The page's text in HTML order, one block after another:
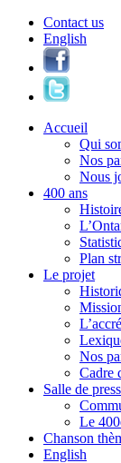
Contact us
English
Accueil
Qui
Nos
Nous
400 ans
Plan
Le projet
Nos
Cadre
Salle de
Le
Chanson
English